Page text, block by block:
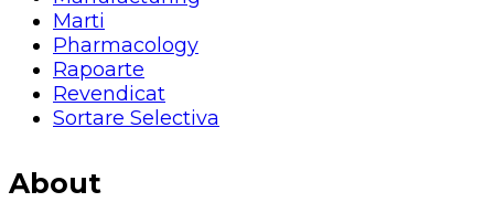
Marti
Pharmacology
Rapoarte
Revendicat
Sortare Selectiva
About